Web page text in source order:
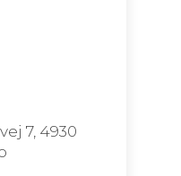
7, 4930